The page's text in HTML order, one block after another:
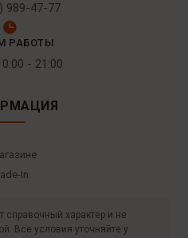
989-47-77
РАБОТЫ
- 21:00
In
справочный характер и не
Все условия уточняйте у